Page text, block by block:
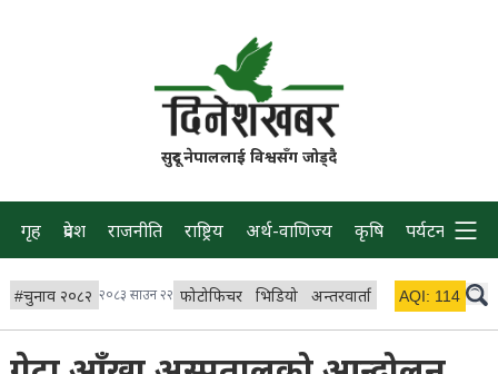
सुदूर नेपाललाई विश्वसँग जोड्दै
गृह प्रदेश राजनीति राष्ट्रिय अर्थ-वाणिज्य कृषि पर्यटन प्रवास
#चुनाव २०८२ २०८३ साउन २२ फोटोफिचर भिडियो अन्तरवार्ता विचार/ब्लग
AQI: 114